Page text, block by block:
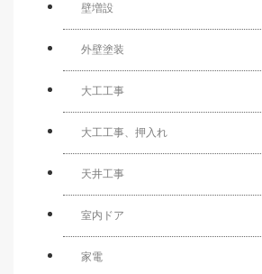
壁増設
外壁塗装
大工工事
大工工事、押入れ
天井工事
室内ドア
家電